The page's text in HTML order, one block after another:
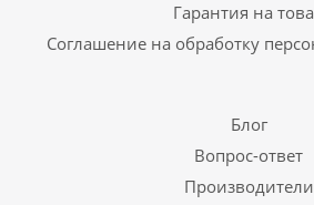
Гарантия на
Соглашение на обработку
Блог
Вопрос-ответ
Производители